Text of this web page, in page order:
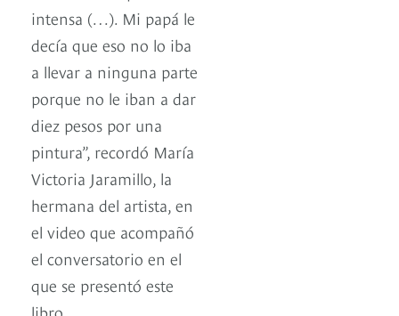
intensa (…). Mi papá le
decía que eso no lo iba
a llevar a ninguna parte
porque no le iban a dar
diez pesos por una
pintura”, recordó María
Victoria Jaramillo, la
hermana del artista, en
el video que acompañó
el conversatorio en el
que se presentó este
libro.